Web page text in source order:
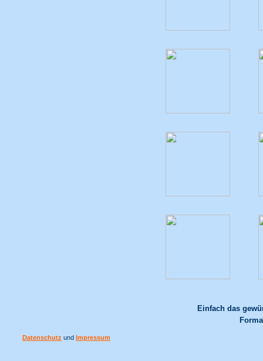
Einfach das
Datenschutz und Impressum